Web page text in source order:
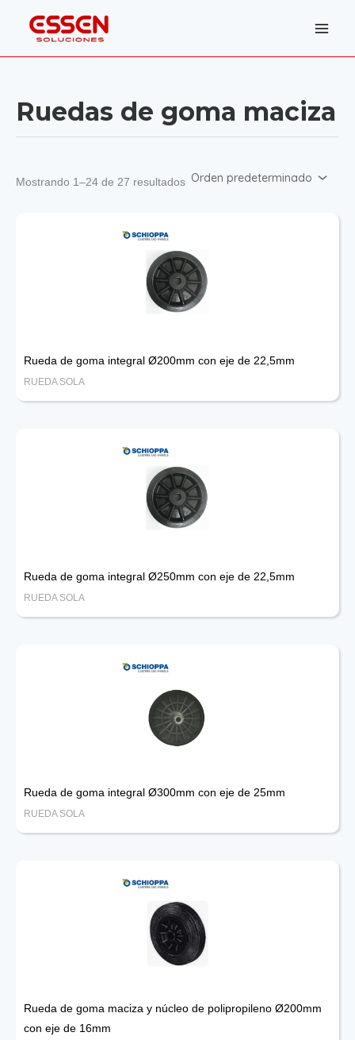
Ruedas de goma maciza
Mostrando 1–24 de 27 resultados
Rueda de goma integral Ø200mm con eje de 22,5mm
RUEDA SOLA
Rueda de goma integral Ø250mm con eje de 22,5mm
RUEDA SOLA
Rueda de goma integral Ø300mm con eje de 25mm
RUEDA SOLA
Rueda de goma maciza y núcleo de polipropileno Ø200mm
con eje de 16mm